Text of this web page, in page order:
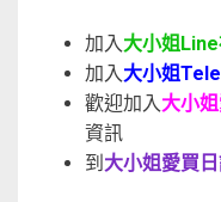
加入大小姐
加入大小姐
歡迎加入大小
資訊
到 大小姐愛買